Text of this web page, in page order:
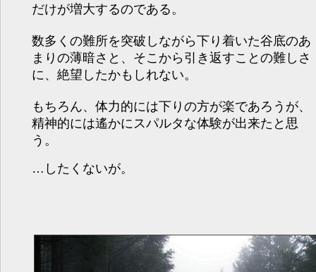
だけが増大するのである。
数多くの難所を突破しながら下り着いた谷底のあ
まりの薄暗さと、そこから引き返すことの難しさ
に、絶望したかもしれない。
もちろん、体力的には下りの方が楽であろうが、
精神的には遙かにスパルタな体験が出来たと思
う。
…したくないが。